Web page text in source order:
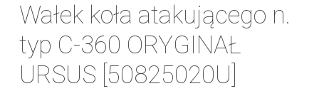
Wałek koła atakującego n.
typ C-360 ORYGINAŁ
URSUS [50825020U]